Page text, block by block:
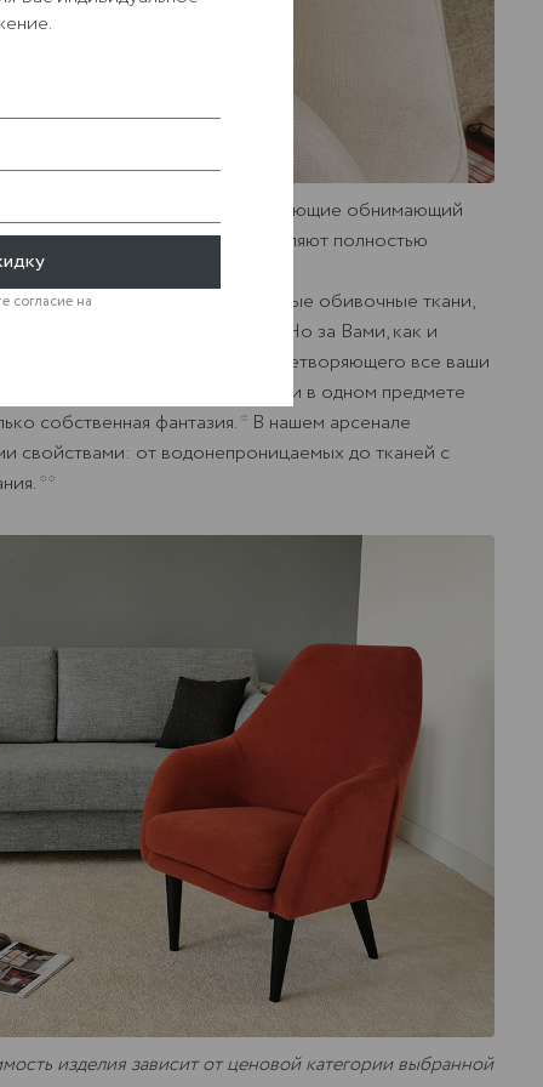
широкие подлокотники, создающие обнимающий
сиденьем и спинкой позволяют полностью
дизайнеры подобрали идеальные обивочные ткани,
любое настроение и интерьер. Но за Вами, как и
эксклюзивного варианта, удовлетворяющего все ваши
все свои самые смелые идеи в одном предмете
собственная фантазия. * В нашем арсенале
свойствами: от водонепроницаемых до тканей с
**
изделия зависит от ценовой категории выбранной
согласие на